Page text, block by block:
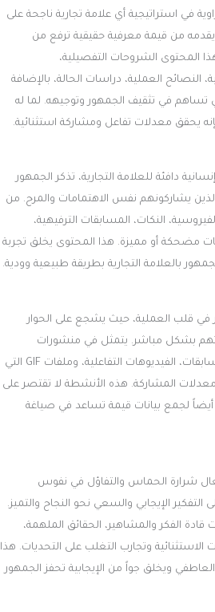
في استراتيجية أي علامة تجارية ناجحة على
يقدمه من قيمة معرفية حقيقية ترفع من
الشروحات التفصيلية،
النصائح العملية، دراسات الحالة، بالإضافة
تساهم في تثقيف الجمهور وتوجيهه. لما له
يحقق معدلات تفاعل ومشاركة استثنائية.
دافئة للعلامة التجارية، تذكر الجمهور
يشاركونهم نفس الاهتمامات والمرح. من
النكات، المسابقات الترفيهية،
مضحكة أو مميزة. هذا المحتوى يخلق تجربة
بالعلامة التجارية بطريقة طبيعية وودية.
في قلب العملية، حيث يشجع على الحوار
بشكل مباشر. يتمثل في منشورات
الأسئلة، استطلاعات الرأي، المسابقات، الفيديوهات التفاعلية، وملفات GIF التي
المشاركة. هذه الأنشطة لا تقتصر على
لجمع بيانات قيمة تساعد في صياغة
شرارة الحماس والتفاؤل في نفوس
الإيجابي والسعي نحو النجاح والتميز.
الفكر والمشاهير، الحقائق الملهمة،
الاستثنائية وتجارب التغلب على التحديات. هذا
ويخلق جواً من الإيجابية تحفز الجمهور